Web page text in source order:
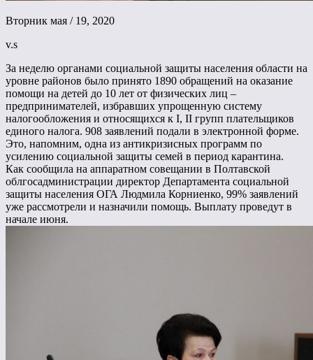
Вторник мая / 19, 2020
v.s
За неделю органами социальной защиты населения области на
уровне районов было принято 1890 обращений на оказание
помощи на детей до 10 лет от физических лиц –
предпринимателей, избравших упрощенную систему
налогообложения и относящихся к I, II групп плательщиков
единого налога. 908 заявлений подали в электронной форме.
Это, напомним, одна из антикризисных программ по
усилению социальной защиты семей в период карантина.
Как сообщила на аппаратном совещании в Полтавской
облгосадминистрации директор Департамента социальной
защиты населения ОГА Людмила Корниенко, 99% заявлений
уже рассмотрели и назначили помощь. Выплату проведут в
начале июня.